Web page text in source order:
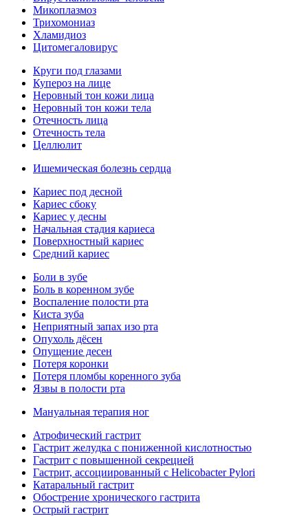
Микоплазмоз
Трихомониаз
Хламидиоз
Цитомегаловирус
Круги под глазами
Купероз на лице
Неровный тон кожи лица
Неровный тон кожи тела
Отечность лица
Отечность тела
Целлюлит
Ишемическая болезнь сердца
Кариес под десной
Кариес сбоку
Кариес у десны
Начальная стадия кариеса
Поверхностный кариес
Средний кариес
Боли в зубе
Боль в коренном зубе
Воспаление полости рта
Киста зуба
Неприятный запах изо рта
Опухоль дёсен
Опущение десен
Потеря коронки
Потеря пломбы коренного зуба
Язвы в полости рта
Мануальная терапия ног
Атрофический гастрит
Гастрит желудка с пониженной кислотностью
Гастрит с повышенной секрецией
Гастрит, ассоциированный с Helicobacter Pylori
Катаральный гастрит
Обострение хронического гастрита
Острый гастрит